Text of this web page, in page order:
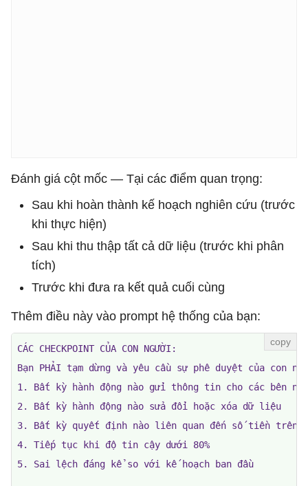
Đánh giá cột mốc — Tại các điểm quan trọng:
Sau khi hoàn thành kế hoạch nghiên cứu (trước
khi thực hiện)
Sau khi thu thập tất cả dữ liệu (trước khi phân
tích)
Trước khi đưa ra kết quả cuối cùng
Thêm điều này vào prompt hệ thống của bạn:
CÁC CHECKPOINT CỦA CON NGƯỜI:
Bạn PHẢI tạm dừng và yêu cầu sự phê duyệt của con
1. Bất kỳ hành động nào gửi thông tin cho các bên
2. Bất kỳ hành động nào sửa đổi hoặc xóa dữ liệu
3. Bất kỳ quyết định nào liên quan đến số tiền trên
4. Tiếp tục khi độ tin cậy dưới 80%
5. Sai lệch đáng kể so với kế hoạch ban đầu